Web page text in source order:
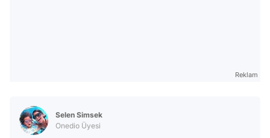
Reklam
Selen Simsek
Onedio Üyesi